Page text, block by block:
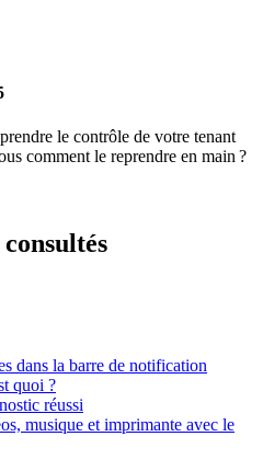
le contrôle de votre tenant
comment le reprendre en main ?
dans la barre de notification
quoi ?
réussi
musique et imprimante avec le